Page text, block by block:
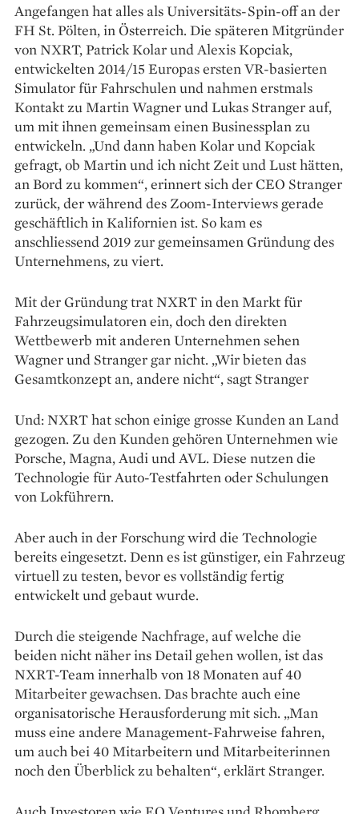
Angefangen hat alles als Universitäts-Spin-off an der
FH St. Pölten, in Österreich. Die späteren Mitgründer
von NXRT, Patrick Kolar und Alexis Kopciak,
entwickelten 2014/15 Europas ersten VR-basierten
Simulator für Fahrschulen und nahmen erstmals
Kontakt zu Martin Wagner und Lukas Stranger auf,
um mit ihnen gemeinsam einen Businessplan zu
entwickeln. „Und dann haben Kolar und Kopciak
gefragt, ob Martin und ich nicht Zeit und Lust hätten,
an Bord zu kommen“, erinnert sich der CEO Stranger
zurück, der während des Zoom-Interviews gerade
geschäftlich in Kalifornien ist. So kam es
anschliessend 2019 zur gemeinsamen Gründung des
Unternehmens, zu viert.
Mit der Gründung trat NXRT in den Markt für
Fahrzeugsimulatoren ein, doch den direkten
Wettbewerb mit anderen Unternehmen sehen
Wagner und Stranger gar nicht. „Wir bieten das
Gesamtkonzept an, andere nicht“, sagt Stranger
Und: NXRT hat schon einige grosse Kunden an Land
gezogen. Zu den Kunden gehören Unternehmen wie
Porsche, Magna, Audi und AVL. Diese nutzen die
Technologie für Auto-Testfahrten oder Schulungen
von Lokführern.
Aber auch in der Forschung wird die Technologie
bereits eingesetzt. Denn es ist günstiger, ein Fahrzeug
virtuell zu testen, bevor es vollständig fertig
entwickelt und gebaut wurde.
Durch die steigende Nachfrage, auf welche die
beiden nicht näher ins Detail gehen wollen, ist das
NXRT-Team innerhalb von 18 Monaten auf 40
Mitarbeiter gewachsen. Das brachte auch eine
organisatorische Herausforderung mit sich. „Man
muss eine andere Management-Fahrweise fahren,
um auch bei 40 Mitarbeitern und Mitarbeiterinnen
noch den Überblick zu behalten“, erklärt Stranger.